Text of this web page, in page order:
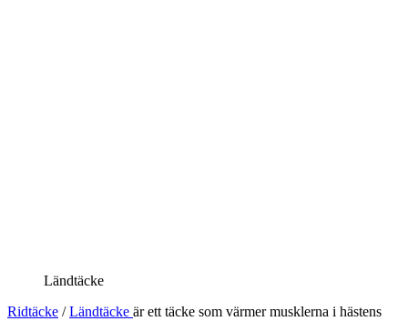
Ländtäcke
Ridtäcke /Ländtäcke är ett täcke som värmer musklerna i hästens